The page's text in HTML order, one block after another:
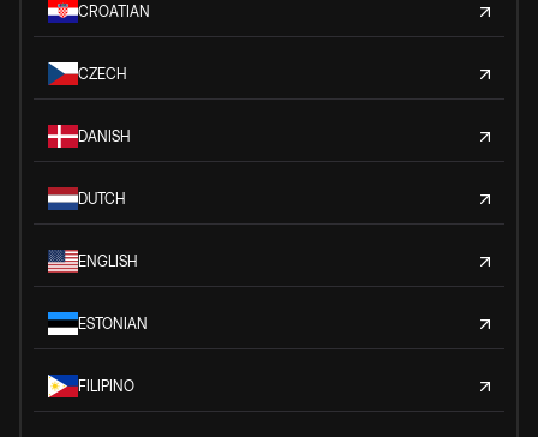
CROATIAN
CZECH
DANISH
DUTCH
ENGLISH
ESTONIAN
FILIPINO